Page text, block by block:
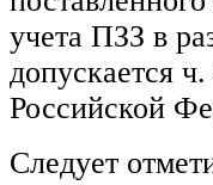
учета ПЗЗ в
допускается
Российской
Следует